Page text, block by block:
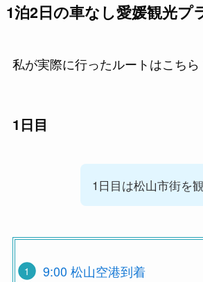
1泊2日の車なし愛媛観光プ
私が実際に行ったルートはこちら
1日目
1日目は松山市街を
9:00 松山空港到着